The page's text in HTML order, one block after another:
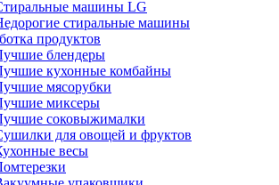
машины LG
стиральные машины
продуктов
блендеры
кухонные комбайны
мясорубки
миксеры
соковыжималки
для овощей и фруктов
весы